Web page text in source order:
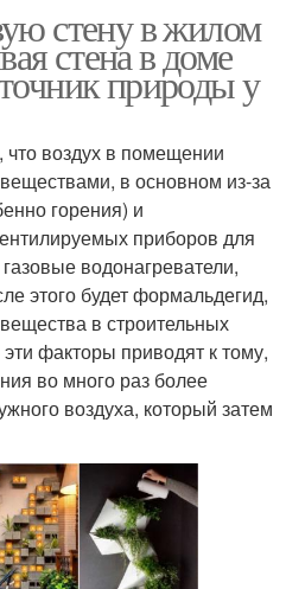
стену в жилом
стена в доме
природы у
воздух в помещении
в основном из-за
горения) и
приборов для
водонагреватели,
этого будет формальдегид,
в строительных
факторы приводят к тому,
во много раз более
воздуха, который затем